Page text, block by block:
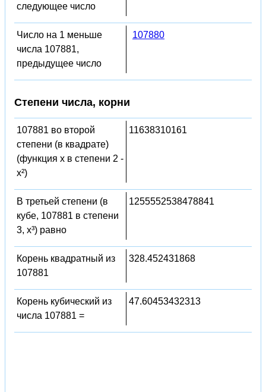
следующее число
Число на 1 меньше
числа 107881,
предыдущее число
107880
Степени числа, корни
107881 во второй
степени (в квадрате)
(функция x в степени 2 -
x²)
11638310161
В третьей степени (в
кубе, 107881 в степени
3, x³) равно
1255552538478841
Корень квадратный из
107881
328.452431868
Корень кубический из
числа 107881 =
47.60453432313